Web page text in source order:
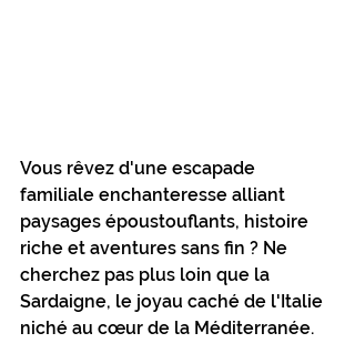
Vous rêvez d'une escapade
familiale enchanteresse alliant
paysages époustouflants, histoire
riche et aventures sans fin ? Ne
cherchez pas plus loin que la
Sardaigne, le joyau caché de l'Italie
niché au cœur de la Méditerranée.